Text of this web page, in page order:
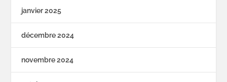
janvier 2025
décembre 2024
novembre 2024